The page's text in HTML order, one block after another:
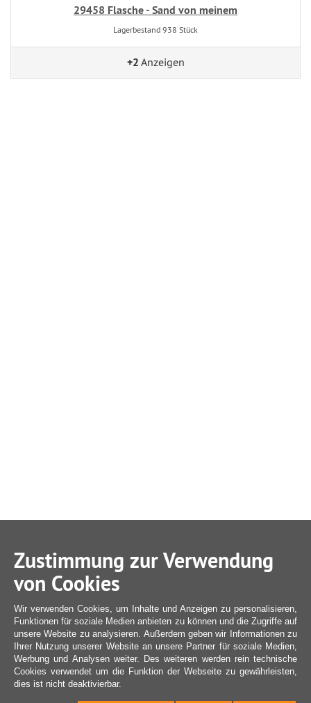
29458 Flasche - Sand von meinem
Lagerbestand 938 Stück
+2 Anzeigen
Zustimmung zur Verwendung
von Cookies
Wir verwenden Cookies, um Inhalte und Anzeigen zu personalisieren,
Funktionen für soziale Medien anbieten zu können und die Zugriffe auf
unsere Website zu analysieren. Außerdem geben wir Informationen zu
Ihrer Nutzung unserer Website an unsere Partner für soziale Medien,
Werbung und Analysen weiter. Des weiteren werden rein technische
Cookies verwendet um die Funktion der Webseite zu gewährleisten,
dies ist nicht deaktivierbar.